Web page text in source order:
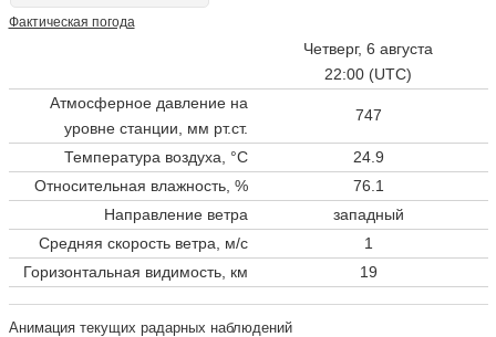
Фактическая погода
Четверг, 6 августа
22:00 (UTC)
Атмосферное давление на
уровне станции, мм рт.ст.
747
Температура воздуха, °C
24.9
Относительная влажность, %
76.1
Направление ветра
западный
Средняя скорость ветра, м/с
1
Горизонтальная видимость, км
19
Анимация текущих радарных наблюдений